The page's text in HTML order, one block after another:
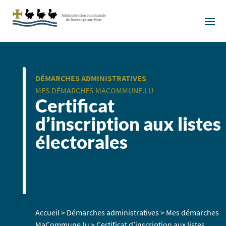
DÉMARCHES ADMINISTRATIVES
MES DÉMARCHES MACOMMUNE.LU
Certificat
d’inscription aux listes
électorales
Accueil > Démarches administratives> Mes démarches